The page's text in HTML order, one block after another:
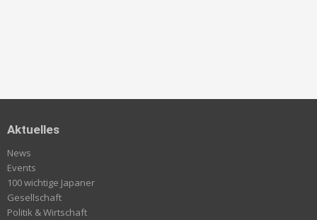
Aktuelles
News
Events
100 wichtige Japaner
Gesellschaft
Politik & Wirtschaft